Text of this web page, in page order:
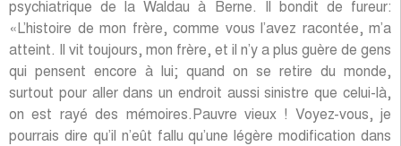
psychiatrique de la Waldau à Berne. Il bondit de fureur:
«L’histoire de mon frère, comme vous l’avez racontée, m’a
atteint. Il vit toujours, mon frère, et il n’y a plus guère de gens
qui pensent encore à lui; quand on se retire du monde,
surtout pour aller dans un endroit aussi sinistre que celui-là,
on est rayé des mémoires.Pauvre vieux ! Voyez-vous, je
pourrais dire qu’il n’eût fallu qu’une légère modification dans